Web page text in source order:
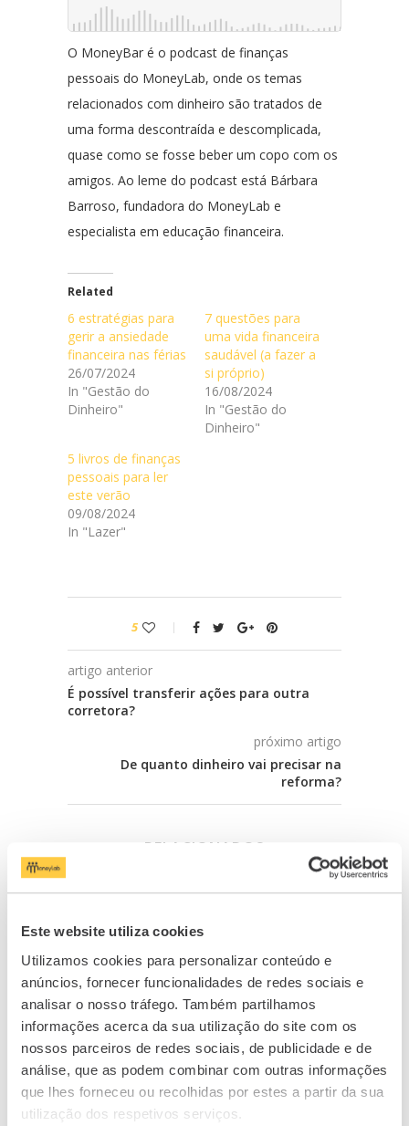
Este website utiliza cookies
Utilizamos cookies para personalizar conteúdo e
anúncios, fornecer funcionalidades de redes sociais e
analisar o nosso tráfego. Também partilhamos
informações acerca da sua utilização do site com os
nossos parceiros de redes sociais, de publicidade e de
análise, que as podem combinar com outras informações
que lhes forneceu ou recolhidas por estes a partir da sua
utilização dos respetivos serviços.
O MoneyBar é o podcast de finanças
pessoais do MoneyLab, onde os temas
relacionados com dinheiro são tratados de
uma forma descontraída e descomplicada,
quase como se fosse beber um copo com os
amigos. Ao leme do podcast está Bárbara
Barroso, fundadora do MoneyLab e
especialista em educação financeira.
Related
6 estratégias para
gerir a ansiedade
financeira nas férias
26/07/2024
In "Gestão do
Dinheiro"
7 questões para
uma vida financeira
saudável (a fazer a
si próprio)
16/08/2024
In "Gestão do
Dinheiro"
5 livros de finanças
pessoais para ler
este verão
09/08/2024
In "Lazer"
5
artigo anterior
É possível transferir ações para outra
corretora?
próximo artigo
De quanto dinheiro vai precisar na
reforma?
RELACIONADOS
O que são esquemas de pirâmide?
Como...
10